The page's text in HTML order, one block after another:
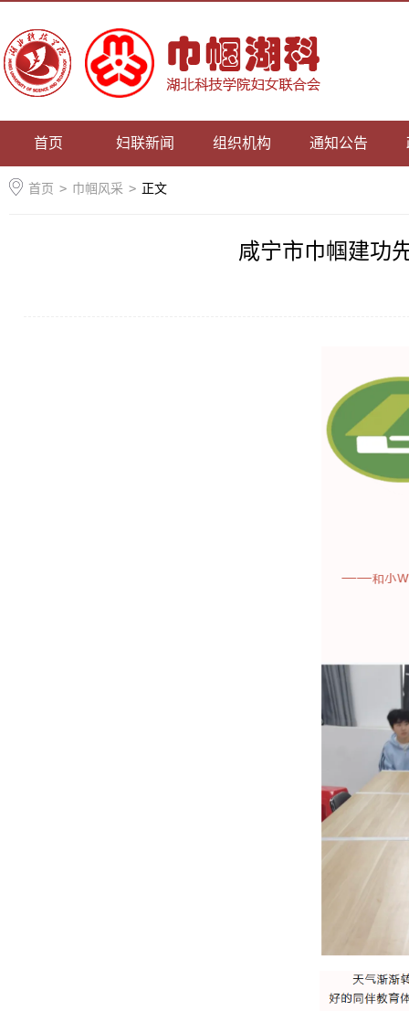
首页 妇联新闻 组织机构 通知公告
首页 > 巾帼风采 > 正文
咸宁市巾帼建功